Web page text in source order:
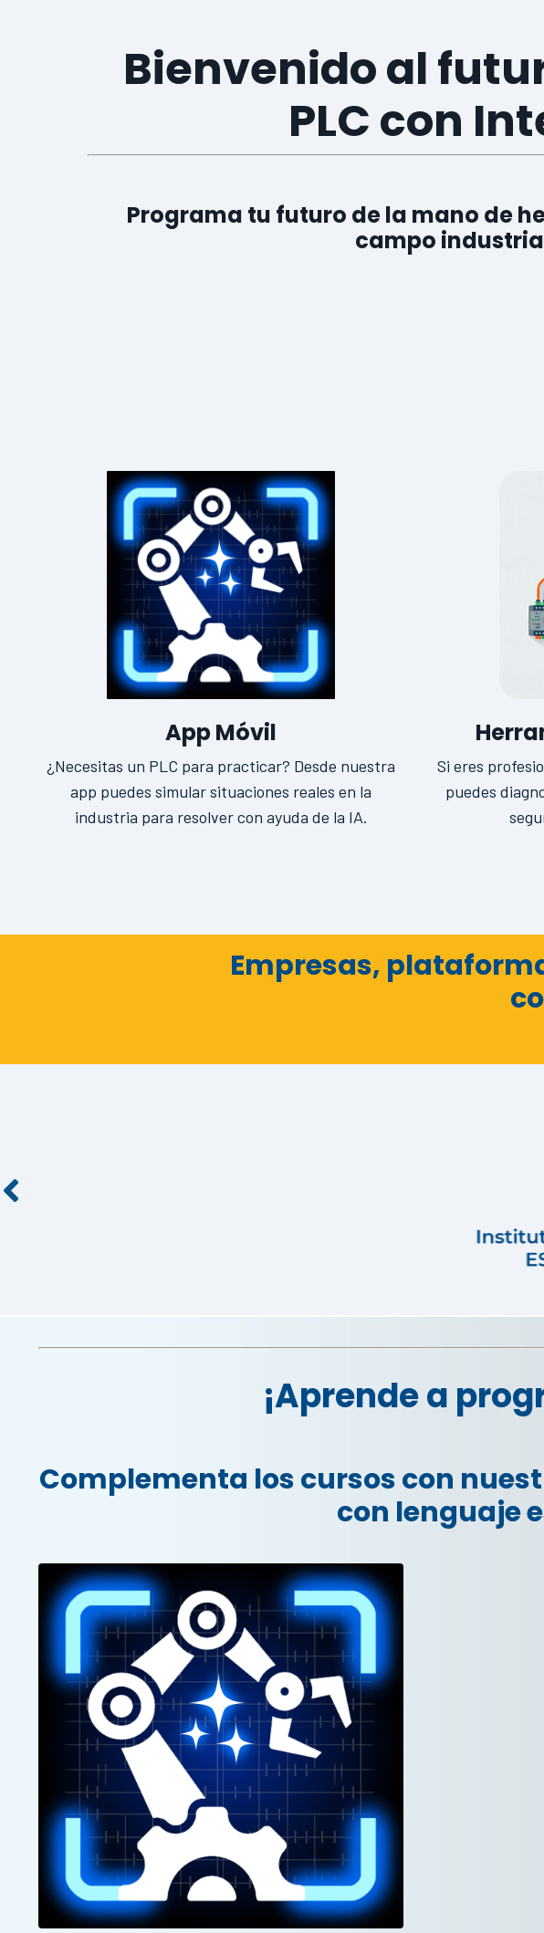
Bienvenido al
PLC con
Programa tu futuro de la mano de
campo
App Móvil
¿Necesitas un PLC para practicar? Desde nuestra
app puedes simular situaciones reales en la
industria para resolver con ayuda de la IA.
Si eres
puedes
Empresas,
¡Aprende a
Complementa los cursos con
con lenguaje